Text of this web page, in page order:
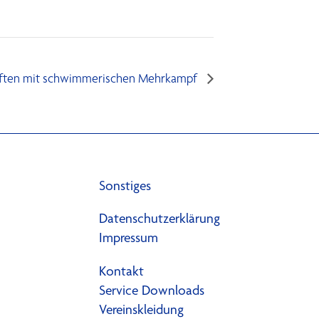
mit schwimmerischen Mehrkampf
Sonstiges
Datenschutzerklärung
Impressum
Kontakt
Service Downloads
Vereinskleidung